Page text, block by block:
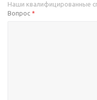
Наши квалифицированные
Вопрос *